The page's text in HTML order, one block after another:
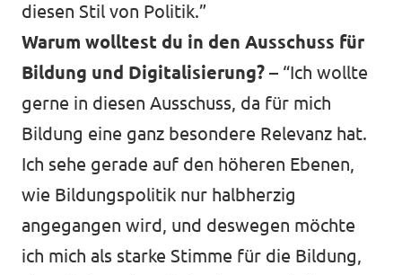
diesen Stil von Politik.”
Warum wolltest du in den Ausschuss für
Bildung und Digitalisierung? – “Ich wollte
gerne in diesen Ausschuss, da für mich
Bildung eine ganz besondere Relevanz hat.
Ich sehe gerade auf den höheren Ebenen,
wie Bildungspolitik nur halbherzig
angegangen wird, und deswegen möchte
ich mich als starke Stimme für die Bildung,